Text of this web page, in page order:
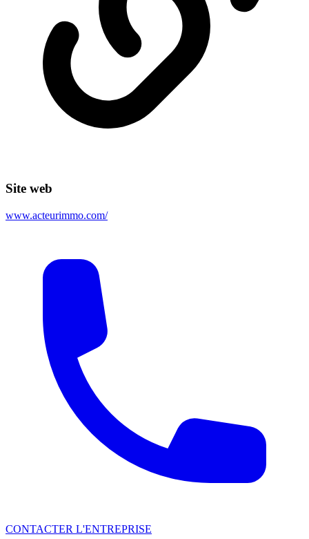
Site web
www.acteurimmo.com/
CONTACTER L'ENTREPRISE